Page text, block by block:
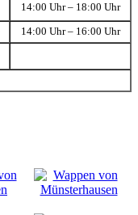
14:00 Uhr – 18:00 Uhr
14:00 Uhr – 16:00 Uhr